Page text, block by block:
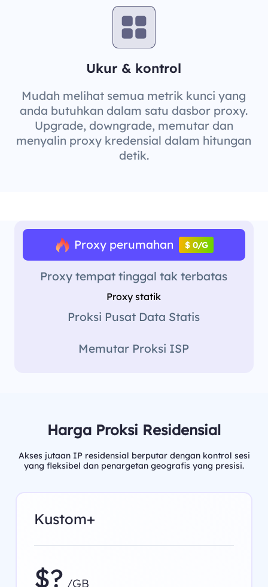
Ukur & kontrol
Mudah melihat semua metrik kunci yang
anda butuhkan dalam satu dasbor proxy.
Upgrade, downgrade, memutar dan
menyalin proxy kredensial dalam hitungan
detik.
Proxy perumahan $ 0/G
Proxy tempat tinggal tak terbatas
Proxy statik
Proksi Pusat Data Statis
Memutar Proksi ISP
Harga Proksi Residensial
Akses jutaan IP residensial berputar dengan kontrol sesi
yang fleksibel dan penargetan geografis yang presisi.
Kustom+
$? /GB